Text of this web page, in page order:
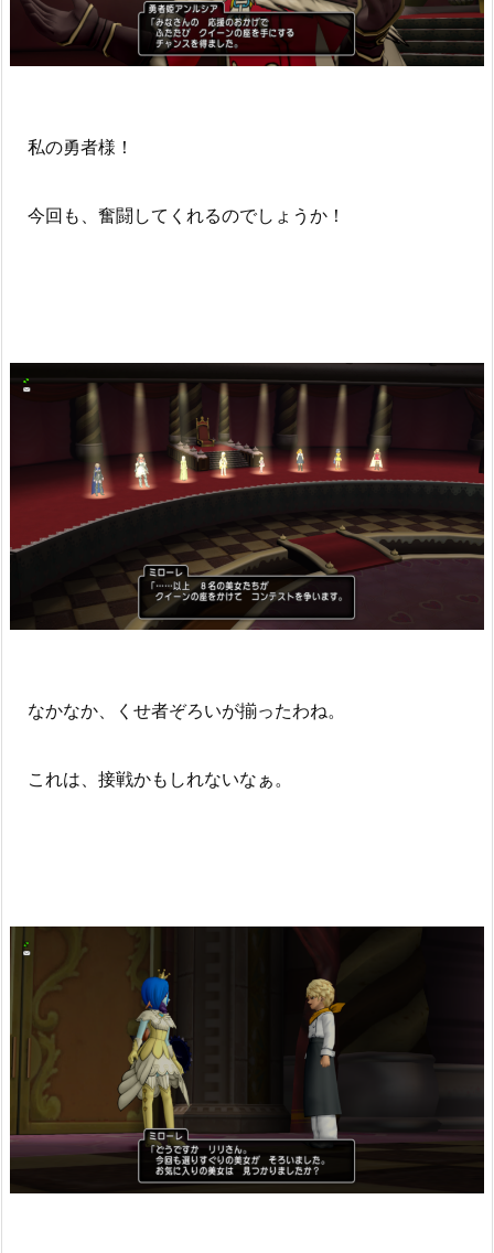
私の勇者様！
今回も、奮闘してくれるのでしょうか！
なかなか、くせ者ぞろいが揃ったわね。
これは、接戦かもしれないなぁ。